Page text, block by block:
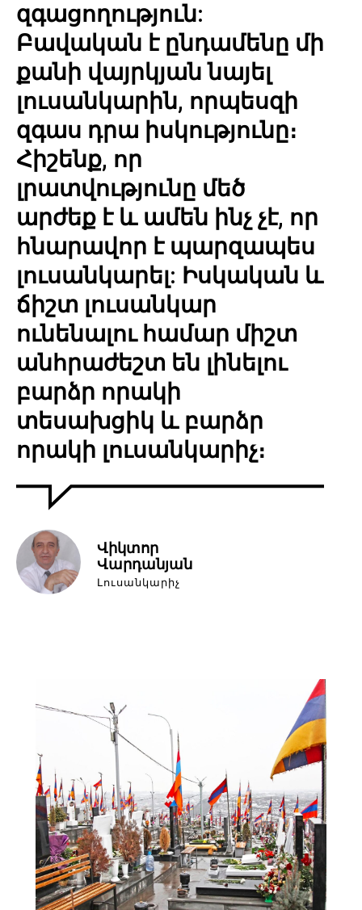
զգացողություն:
Բավական է ընդամենը մի
քանի վայրկյան նայել
լուսանկարին, որպեսզի
զգաս դրա իսկությունը։
Հիշենք, որ
լրատվությունը մեծ
արժեք է և ամեն ինչ չէ, որ
հնարավոր է պարզապես
լուսանկարել: Իսկական և
ճիշտ լուսանկար
ունենալու համար միշտ
անհրաժեշտ են լինելու
բարձր որակի
տեսախցիկ և բարձր
որակի լուսանկարիչ։
Վիկտոր
Վարդանյան
Լուսանկարիչ